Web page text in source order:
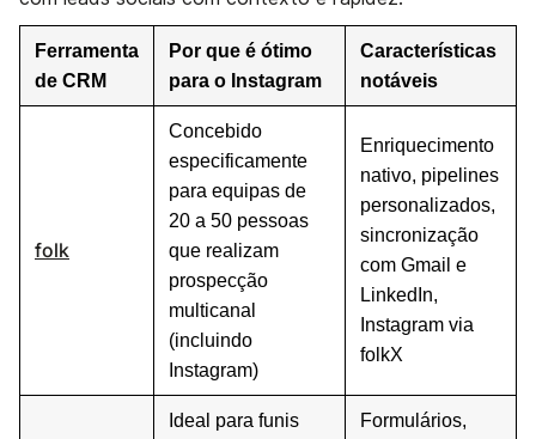
Ferramenta
de CRM
Por que é ótimo
para o Instagram
Características
notáveis
folk
Concebido
especificamente
para equipas de
20 a 50 pessoas
que realizam
prospecção
multicanal
(incluindo
Instagram)
Enriquecimento
nativo, pipelines
personalizados,
sincronização
com Gmail e
LinkedIn,
Instagram via
folkX
Ideal para funis
Formulários,